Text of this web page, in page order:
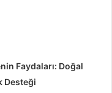
Faydaları: Doğal
Desteği